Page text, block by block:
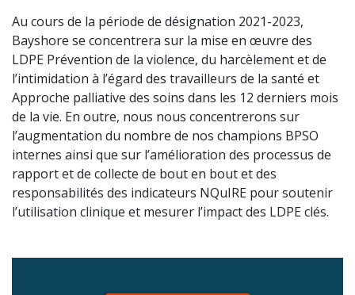
Au cours de la période de désignation 2021-2023,
Bayshore se concentrera sur la mise en œuvre des
LDPE Prévention de la violence, du harcèlement et de
l’intimidation à l’égard des travailleurs de la santé et
Approche palliative des soins dans les 12 derniers mois
de la vie. En outre, nous nous concentrerons sur
l’augmentation du nombre de nos champions BPSO
internes ainsi que sur l’amélioration des processus de
rapport et de collecte de bout en bout et des
responsabilités des indicateurs NQuIRE pour soutenir
l’utilisation clinique et mesurer l’impact des LDPE clés.